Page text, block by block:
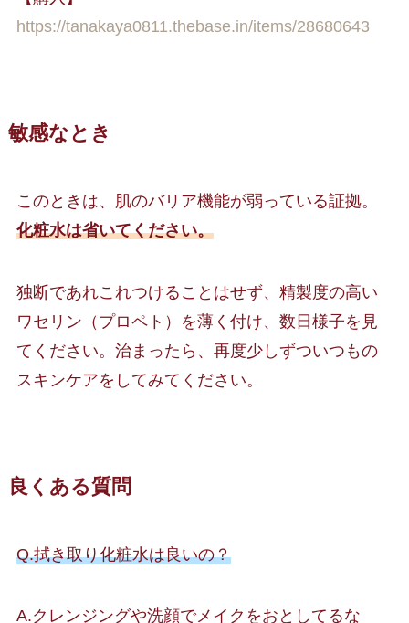
https://tanakaya0811.thebase.in/items/28680643
敏感なとき
このときは、肌のバリア機能が弱っている証拠。
化粧水は省いてください。
独断であれこれつけることはせず、精製度の高い
ワセリン（プロペト）を薄く付け、数日様子を見
てください。治まったら、再度少しずついつもの
スキンケアをしてみてください。
良くある質問
Q.拭き取り化粧水は良いの？
A.クレンジングや洗顔でメイクをおとしてるな